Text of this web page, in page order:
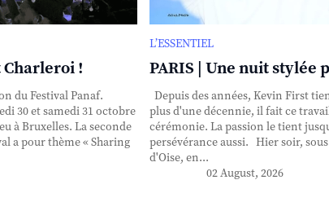
Charleroi !
du Festival Panaf.
30 et samedi 31 octobre
à Bruxelles. La seconde
a pour thème « Sharing
L’ESSENTIEL
PARIS | Une nuit stylée
Depuis des années, Kevin First
plus d'une décennie, il fait ce
cérémonie. La passion le tient
persévérance aussi. Hier soir, sous
d'Oise, en...
02 August, 2026